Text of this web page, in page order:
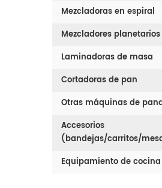
Mezcladoras en espiral
Mezcladores planetarios
Laminadoras de masa
Cortadoras de pan
Otras máquinas de
Accesorios
(bandejas/carritos/
Equipamiento de cocina